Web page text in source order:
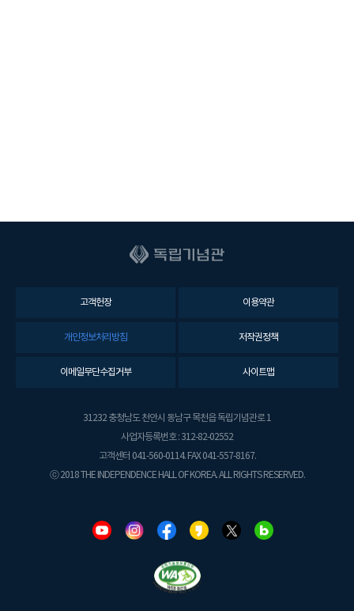
고객헌장 이용약관
개인정보처리방침 저작권정책
이메일무단수집거부 사이트맵
31232 충청남도 천안시 동남구 목천읍 독립기념관로 1
사업자등록번호 : 312-82-02552
고객센터 041-560-0114. FAX 041-557-8167.
ⓒ 2018 THE INDEPENDENCE HALL OF KOREA. ALL RIGHTS RESERVED.